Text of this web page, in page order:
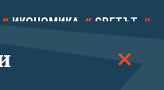
ИКОНОМИКА СВЕТЪТ
КАЛЕЙДОСКОП